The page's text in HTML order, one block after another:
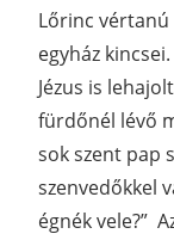
Lőrinc vértanú
egyház
Jézus is
fürdőnél lévő
sok szent pap
szenvedőkkel
égnék vele?”